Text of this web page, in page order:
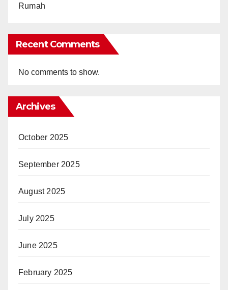
Rumah
Recent Comments
No comments to show.
Archives
October 2025
September 2025
August 2025
July 2025
June 2025
February 2025